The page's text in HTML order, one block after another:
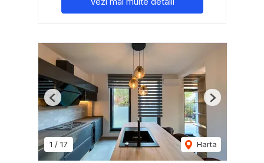
1 / 17 Harta
Previous Next